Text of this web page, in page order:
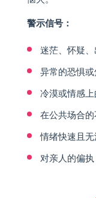
警示信号：
迷茫、怀疑
异常的恐惧或
冷漠或情感
在公共场合
情绪快速且
对亲人的偏执